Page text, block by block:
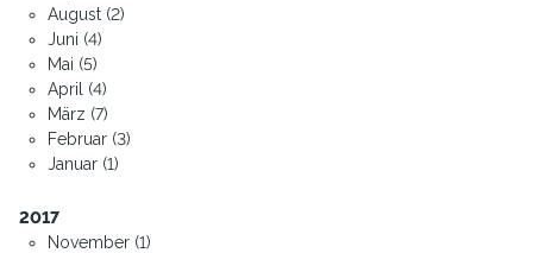
August (2)
Juni (4)
Mai (5)
April (4)
März (7)
Februar (3)
Januar (1)
2017
November (1)